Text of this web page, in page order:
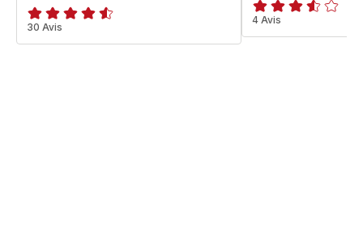
ratings.4.5
30 Avis ratings.3.5
4 Avis